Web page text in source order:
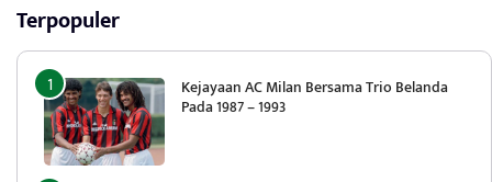
Terpopuler
Kejayaan AC Milan Bersama Trio Belanda
Pada 1987 – 1993